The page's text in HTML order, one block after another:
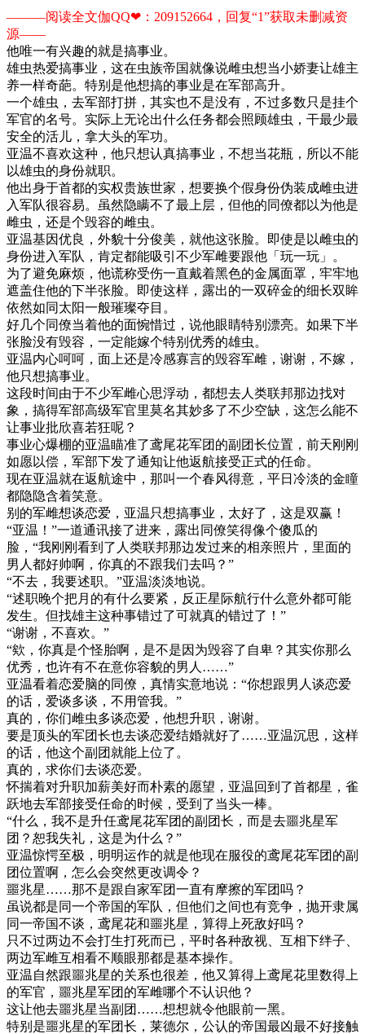
———阅读全文伽QQ❤：209152664，回复“1”获取未删减资
源—​​​​—
他唯一有兴趣的就是搞事业。
雄虫热爱搞事业，这在虫族帝国就像说雌虫想当小娇妻让雄主
养一样奇葩。特别是他想搞的事业是在军部高升。
一个雄虫，去军部打拼，其实也不是没有，不过多数只是挂个
军官的名号。实际上无论出什么任务都会照顾雄虫，干最少最
安全的活儿，拿大头的军功。
亚温不喜欢这种，他只想认真搞事业，不想当花瓶，所以不能
以雄虫的身份就职。
他出身于首都的实权贵族世家，想要换个假身份伪装成雌虫进
入军队很容易。虽然隐瞒不了最上层，但他的同僚都以为他是
雌虫，还是个毁容的雌虫。
亚温基因优良，外貌十分俊美，就他这张脸。即使是以雌虫的
身份进入军队，肯定都能吸引不少军雌要跟他「玩一玩」。
为了避免麻烦，他谎称受伤一直戴着黑色的金属面罩，牢牢地
遮盖住他的下半张脸。即使这样，露出的一双碎金的细长双眸
依然如同太阳一般璀璨夺目。
好几个同僚当着他的面惋惜过，说他眼睛特别漂亮。如果下半
张脸没有毁容，一定能嫁个特别优秀的雄虫。
亚温内心呵呵，面上还是冷感寡言的毁容军雌，谢谢，不嫁，
他只想搞事业。
这段时间由于不少军雌心思浮动，都想去人类联邦那边找对
象，搞得军部高级军官里莫名其妙多了不少空缺，这怎么能不
让事业批欣喜若狂呢？
事业心爆棚的亚温瞄准了鸢尾花军团的副团长位置，前天刚刚
如愿以偿，军部下发了通知让他返航接受正式的任命。
现在亚温就在返航途中，那叫一个春风得意，平日冷淡的金瞳
都隐隐含着笑意。
别的军雌想谈恋爱，亚温只想搞事业，太好了，这是双赢！
“亚温！”一道通讯接了进来，露出同僚笑得像个傻瓜的
脸，“我刚刚看到了人类联邦那边发过来的相亲照片，里面的
男人都好帅啊，你真的不跟我们去吗？”
“不去，我要述职。”亚温淡淡地说。
“述职晚个把月的有什么要紧，反正星际航行什么意外都可能
发生。但找雄主这种事错过了可就真的错过了！”
“谢谢，不喜欢。”
“欸，你真是个怪胎啊，是不是因为毁容了自卑？其实你那么
优秀，也许有不在意你容貌的男人……”
亚温看着恋爱脑的同僚，真情实意地说：“你想跟男人谈恋爱
的话，爱谈多谈，不用管我。”
真的，你们雌虫多谈恋爱，他想升职，谢谢。
要是顶头的军团长也去谈恋爱结婚就好了……亚温沉思，这样
的话，他这个副团就能上位了。
真的，求你们去谈恋爱。
怀揣着对升职加薪美好而朴素的愿望，亚温回到了首都星，雀
跃地去军部接受任命的时候，受到了当头一棒。
“什么，我不是升任鸢尾花军团的副团长，而是去噩兆星军
团？恕我失礼，这是为什么？”
亚温惊愕至极，明明运作的就是他现在服役的鸢尾花军团的副
团位置啊，怎么会突然更改调令？
噩兆星……那不是跟自家军团一直有摩擦的军团吗？
虽说都是同一个帝国的军队，但他们之间也有竞争，抛开隶属
同一帝国不谈，鸢尾花和噩兆星，算得上死敌好吗？
只不过两边不会打生打死而已，平时各种敌视、互相下绊子、
两边军雌互相看不顺眼那都是基本操作。
亚温自然跟噩兆星的关系也很差，他又算得上鸢尾花里数得上
的军官，噩兆星军团的军雌哪个不认识他？
这让他去噩兆星当副团……想想就令他眼前一黑。
特别是噩兆星的军团长，莱德尔，公认的帝国最凶最不好接触